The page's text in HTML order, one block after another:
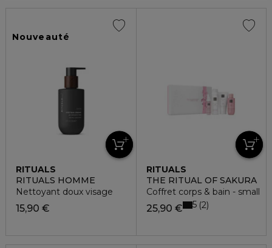
Nouveauté
RITUALS
RITUALS HOMME
Nettoyant doux visage
15,90 €
RITUALS
THE RITUAL OF SAKURA
Coffret corps & bain - small
25,90 € 5 2